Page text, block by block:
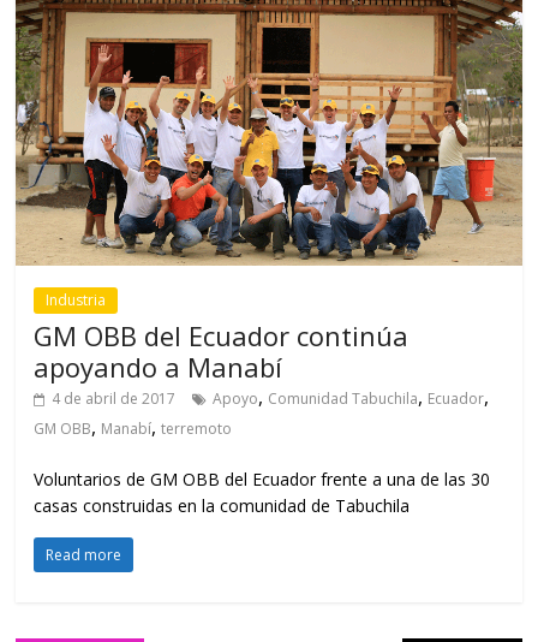
Industria
GM OBB del Ecuador continúa
apoyando a Manabí
4 de abril de 2017 Apoyo, Comunidad Tabuchila, Ecuador,
GM OBB, Manabí,terremoto
Voluntarios de GM OBB del Ecuador frente a una de las 30
casas construidas en la comunidad de Tabuchila
Read more